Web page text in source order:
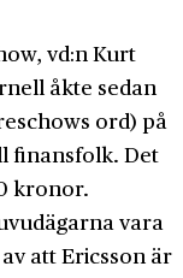
vd:n Kurt
åkte sedan
ord) på
finansfolk. Det
kronor.
vara
att Ericsson är